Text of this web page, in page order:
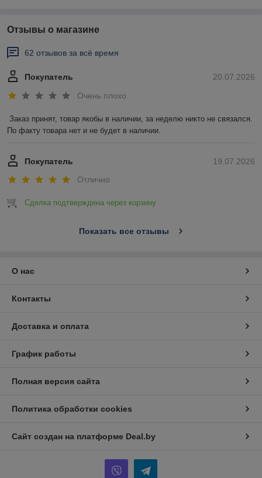
Отзывы о магазине
62 отзывов за всё время
20.07.2026
Покупатель
Очень плохо
Заказ принят, товар якобы в наличии, за неделю никто не связался.
По факту товара нет и не будет в наличии.
19.07.2026
Покупатель
Отлично
Сделка подтверждена через корзину
Показать все отзывы
О нас
Контакты
Доставка и оплата
График работы
Полная версия сайта
Политика обработки cookies
Сайт создан на платформе Deal.by